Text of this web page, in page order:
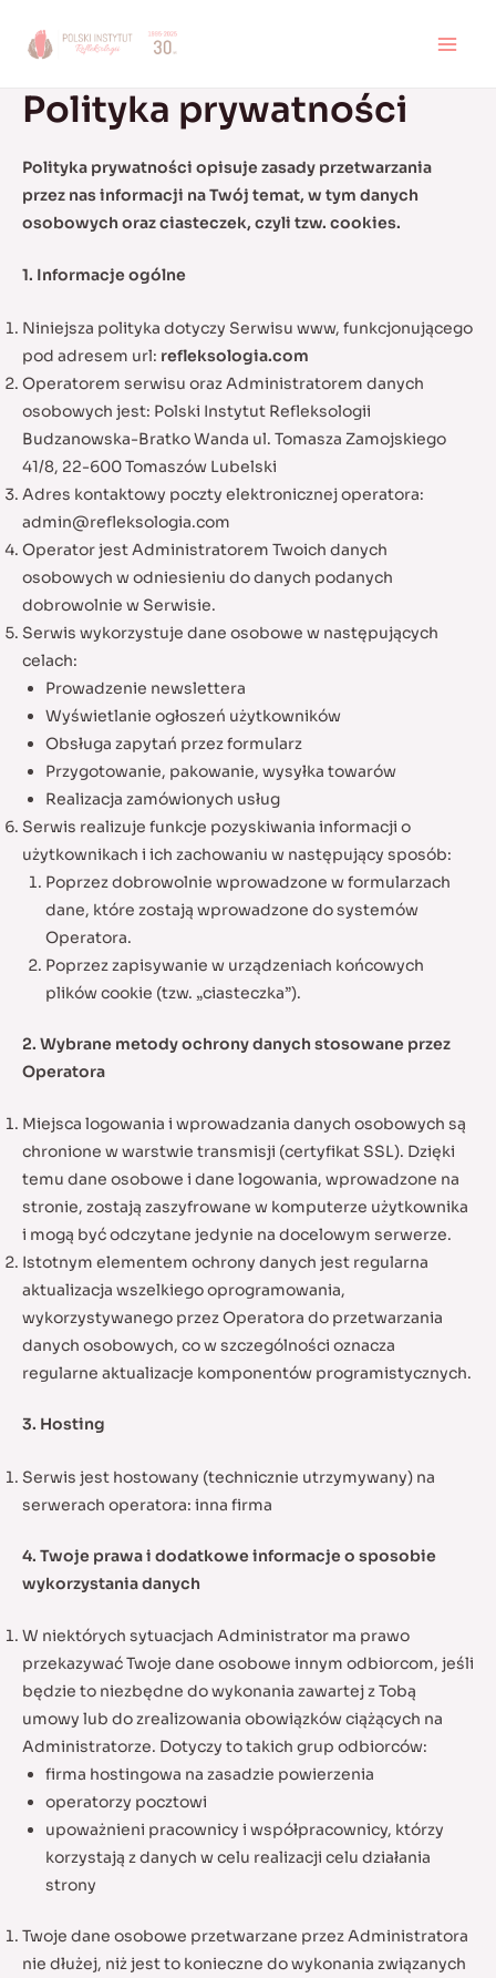
Polityka prywatności
Polityka prywatności opisuje zasady przetwarzania
przez nas informacji na Twój temat, w tym danych
osobowych oraz ciasteczek, czyli tzw. cookies.
1. Informacje ogólne
Niniejsza polityka dotyczy Serwisu www, funkcjonującego
pod adresem url: refleksologia.com
Operatorem serwisu oraz Administratorem danych
osobowych jest: Polski Instytut Refleksologii
Budzanowska-Bratko Wanda ul. Tomasza Zamojskiego
41/8, 22-600 Tomaszów Lubelski
Adres kontaktowy poczty elektronicznej operatora:
admin@refleksologia.com
Operator jest Administratorem Twoich danych
osobowych w odniesieniu do danych podanych
dobrowolnie w Serwisie.
Serwis wykorzystuje dane osobowe w następujących
celach:
Prowadzenie newslettera
Wyświetlanie ogłoszeń użytkowników
Obsługa zapytań przez formularz
Przygotowanie, pakowanie, wysyłka towarów
Realizacja zamówionych usług
Serwis realizuje funkcje pozyskiwania informacji o
użytkownikach i ich zachowaniu w następujący sposób:
Poprzez dobrowolnie wprowadzone w formularzach
dane, które zostają wprowadzone do systemów
Operatora.
Poprzez zapisywanie w urządzeniach końcowych
plików cookie (tzw. „ciasteczka”).
2. Wybrane metody ochrony danych stosowane przez
Operatora
Miejsca logowania i wprowadzania danych osobowych są
chronione w warstwie transmisji (certyfikat SSL). Dzięki
temu dane osobowe i dane logowania, wprowadzone na
stronie, zostają zaszyfrowane w komputerze użytkownika
i mogą być odczytane jedynie na docelowym serwerze.
Istotnym elementem ochrony danych jest regularna
aktualizacja wszelkiego oprogramowania,
wykorzystywanego przez Operatora do przetwarzania
danych osobowych, co w szczególności oznacza
regularne aktualizacje komponentów programistycznych.
3. Hosting
Serwis jest hostowany (technicznie utrzymywany) na
serwerach operatora: inna firma
4. Twoje prawa i dodatkowe informacje o sposobie
wykorzystania danych
W niektórych sytuacjach Administrator ma prawo
przekazywać Twoje dane osobowe innym odbiorcom, jeśli
będzie to niezbędne do wykonania zawartej z Tobą
umowy lub do zrealizowania obowiązków ciążących na
Administratorze. Dotyczy to takich grup odbiorców:
firma hostingowa na zasadzie powierzenia
operatorzy pocztowi
upoważnieni pracownicy i współpracownicy, którzy
korzystają z danych w celu realizacji celu działania
strony
Twoje dane osobowe przetwarzane przez Administratora
nie dłużej, niż jest to konieczne do wykonania związanych